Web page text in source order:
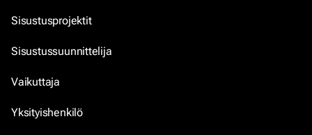
Sisustusprojektit
Sisustussuunnittelija
Vaikuttaja
Yksityishenkilö